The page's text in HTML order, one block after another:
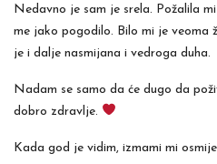
Nedavno je sam je srela. Požalila
me jako pogodilo. Bilo mi je veoma
je i dalje nasmijana i vedroga duha.
Nadam se samo da će dugo da
dobro zdravlje.
Kada god je vidim, izmami mi